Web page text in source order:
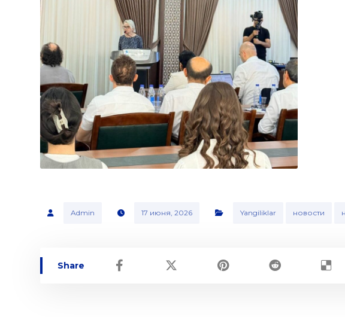
Admin 17 июня, 2026 Yangiliklar новости